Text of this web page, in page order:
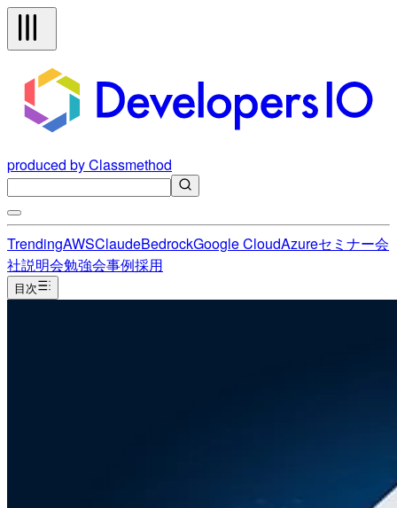
produced by Classmethod
TrendingAWSClaudeBedrockGoogle CloudAzureセミナー会
社説明会勉強会事例採用
目次